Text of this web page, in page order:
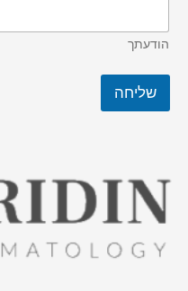
הודעתך
שליחה